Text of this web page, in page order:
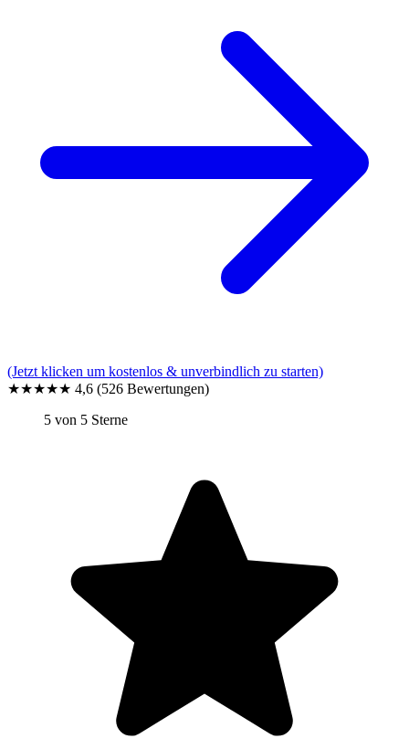
(Jetzt klicken um kostenlos & unverbindlich zu starten)
★★★★★ 4,6 (526 Bewertungen)
5 von 5 Sterne